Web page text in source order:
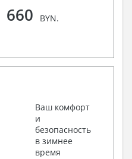
660 BYN.
Ваш комфорт
и
безопасность
в зимнее
время